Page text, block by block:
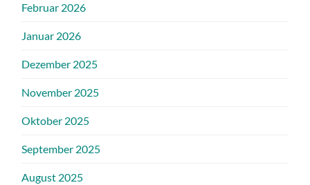
Februar 2026
Januar 2026
Dezember 2025
November 2025
Oktober 2025
September 2025
August 2025